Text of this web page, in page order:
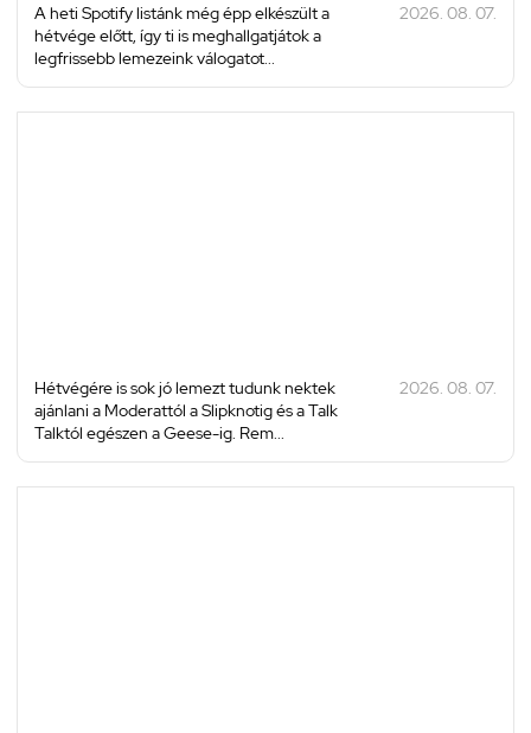
A heti Spotify listánk még épp elkészült a
hétvége előtt, így ti is meghallgatjátok a
legfrissebb lemezeink válogatot...
2026. 08. 07.
Hétvégére is sok jó lemezt tudunk nektek
ajánlani a Moderattól a Slipknotig és a Talk
Talktól egészen a Geese-ig. Rem...
2026. 08. 07.